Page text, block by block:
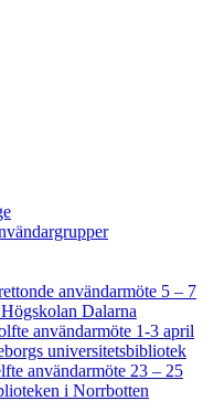
användarmöte 5 – 7
Dalarna
användarmöte 1-3 april
universitetsbibliotek
användarmöte 23 – 25
i Norrbotten